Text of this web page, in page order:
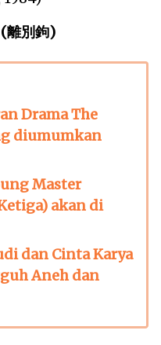
離別鉤)
Drama The
diumumkan
Master
akan di
dan Cinta Karya
Aneh dan